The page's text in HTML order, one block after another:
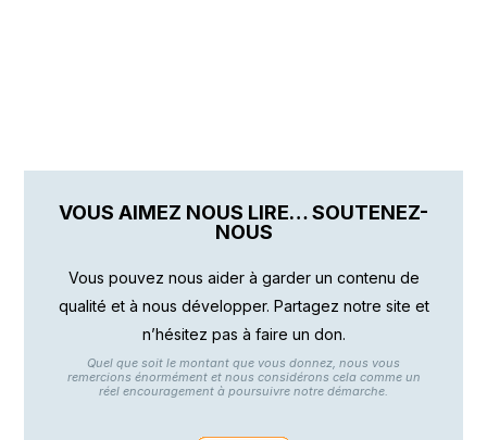
VOUS AIMEZ NOUS LIRE… SOUTENEZ-
NOUS
Vous pouvez nous aider à garder un contenu de
qualité et à nous développer. Partagez notre site et
n’hésitez pas à faire un don.
Quel que soit le montant que vous donnez, nous vous
remercions énormément et nous considérons cela comme un
réel encouragement à poursuivre notre démarche.